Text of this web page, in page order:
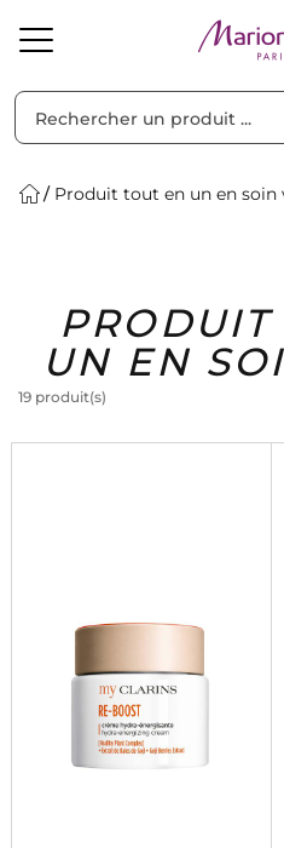
Solaire Homme
Produit tout en un en soin
UN EN
19 produit(s)